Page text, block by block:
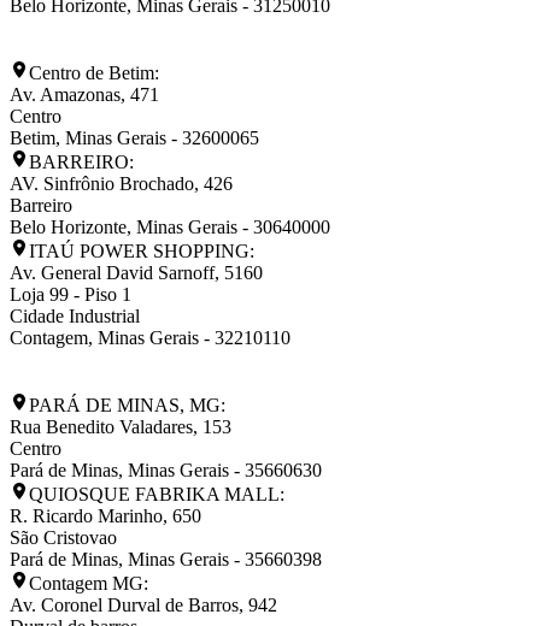
Belo Horizonte, Minas Gerais - 31250010
Centro de Betim:
Av. Amazonas, 471
Centro
Betim, Minas Gerais - 32600065
BARREIRO:
AV. Sinfrônio Brochado, 426
Barreiro
Belo Horizonte, Minas Gerais - 30640000
ITAÚ POWER SHOPPING:
Av. General David Sarnoff, 5160
Loja 99 - Piso 1
Cidade Industrial
Contagem, Minas Gerais - 32210110
PARÁ DE MINAS, MG:
Rua Benedito Valadares, 153
Centro
Pará de Minas, Minas Gerais - 35660630
QUIOSQUE FABRIKA MALL:
R. Ricardo Marinho, 650
São Cristovao
Pará de Minas, Minas Gerais - 35660398
Contagem MG:
Av. Coronel Durval de Barros, 942